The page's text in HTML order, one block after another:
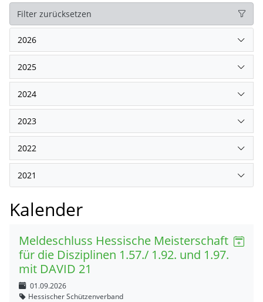
Filter zurücksetzen
2026
2025
2024
2023
2022
2021
Kalender
Meldeschluss Hessische Meisterschaft
für die Disziplinen 1.57./ 1.92. und 1.97.
mit DAVID 21
01.09.2026
Hessischer Schützenverband